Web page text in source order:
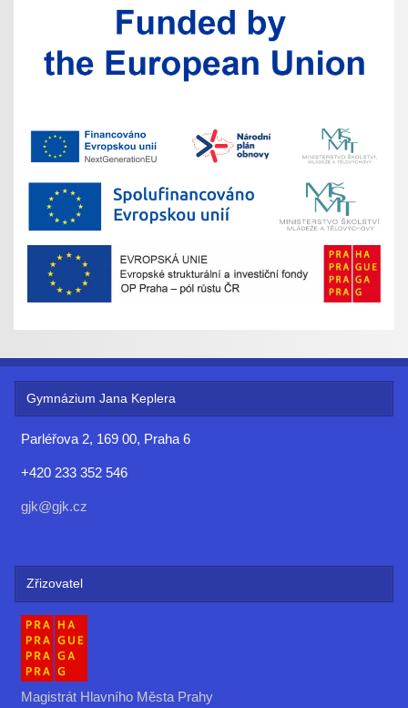
Gymnázium Jana Keplera
Parléřova 2, 169 00, Praha 6
+420 233 352 546
gjk@gjk.cz
Zřizovatel
Magistrát Hlavního Města Prahy